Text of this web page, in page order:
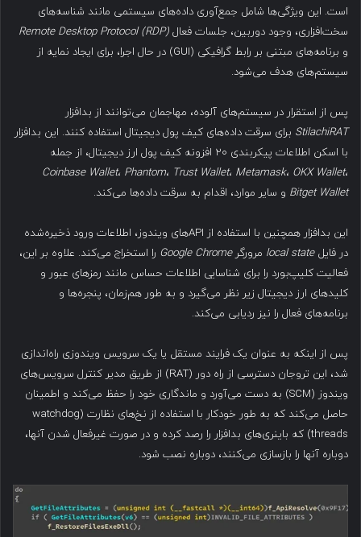
است. این ویژگی‌ها شامل جمع‌آوری داده‌های سیستمی مانند شناسه‌های
سخت‌افزاری، وجود دوربین، جلسات فعال Remote Desktop Protocol (RDP)
و برنامه‌های مبتنی بر رابط گرافیکی (GUI) در حال اجرا، برای ایجاد نمایه از
سیستم‌های هدف می‌شود.
پس از استقرار در سیستم‌های آلوده، مهاجمان می‌توانند از بدافزار
StilachiRAT برای سرقت داده‌های کیف پول دیجیتال استفاده کنند. این بدافزار
با اسکن اطلاعات پیکربندی ۲۰ افزونه کیف پول ارز دیجیتال، از جمله
Coinbase Wallet، Phantom، Trust Wallet، Metamask، OKX Wallet،
Bitget Wallet و سایر موارد، اقدام به سرقت داده‌ها می‌کند.
این بدافزار همچنین با استفاده از APIهای ویندوز، اطلاعات ورود ذخیره‌شده
در فایلlocal state مرورگرGoogle Chrome را استخراج می‌کند. علاوه بر این،
فعالیت کلیپ‌بورد را برای شناسایی اطلاعات حساس مانند رمزهای عبور و
کلیدهای ارز دیجیتال زیر نظر می‌گیرد و به طور هم‌زمان، پنجره‌ها و
برنامه‌های فعال را نیز ردیابی می‌کند.
پس از اینکه به عنوان یک فرایند مستقل یا یک سرویس ویندوزی راه‌اندازی
شد، این تروجان دسترسی از راه دور (RAT) از طریق مدیر کنترل سرویس‌های
ویندوز (SCM) به دست می‌آورد و ماندگاری خود را حفظ می‌کند و اطمینان
حاصل می‌کند که به طور خودکار با استفاده از نخ‌های نظارت (watchdog
threads) که باینری‌های بدافزار را رصد کرده و در صورت غیرفعال شدن آنها،
دوباره آنها را بازسازی می‌کنند، دوباره نصب شود.